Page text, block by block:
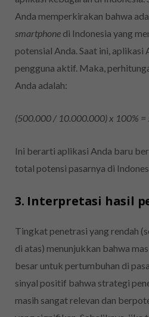
Anda memperkirakan bahwa
smartphone di Indonesia yang
potensial Anda. Saat ini,
pengguna aktif. Maka,
Anda adalah:
(500.000 / 10.000.000) x 100% =
Ini berarti aplikasi Anda baru
total potensi pasarnya di
3. Interpretasi hasil
Tingkat penetrasi yang rendah
di atas) menunjukkan bahwa
besar untuk pertumbuhan di
sinyal positif bahwa strategi
masih sangat relevan dan